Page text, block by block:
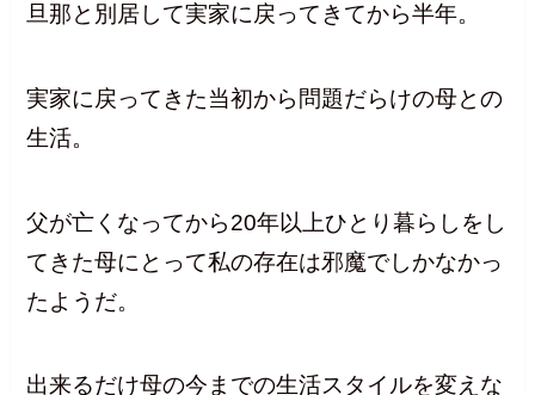
旦那と別居して実家に戻ってきてから半年。
実家に戻ってきた当初から問題だらけの母との
生活。
父が亡くなってから20年以上ひとり暮らしをし
てきた母にとって私の存在は邪魔でしかなかっ
たようだ。
出来るだけ母の今までの生活スタイルを変えな